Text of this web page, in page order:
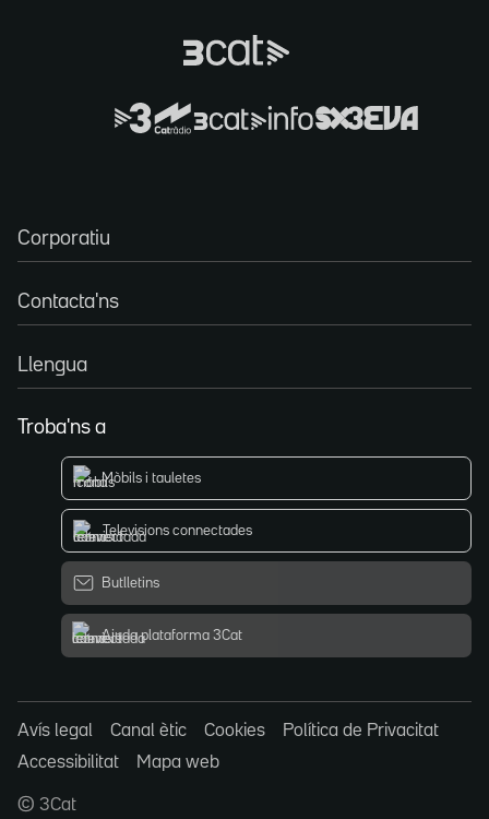
Corporatiu
Contacta'ns
Llengua
Troba'ns a
Mòbils i tauletes
Televisions connectades
Butlletins
Ajuda plataforma 3Cat
Avís legal Canal ètic Cookies
Política de Privacitat
Accessibilitat
Mapa web
© 3Cat